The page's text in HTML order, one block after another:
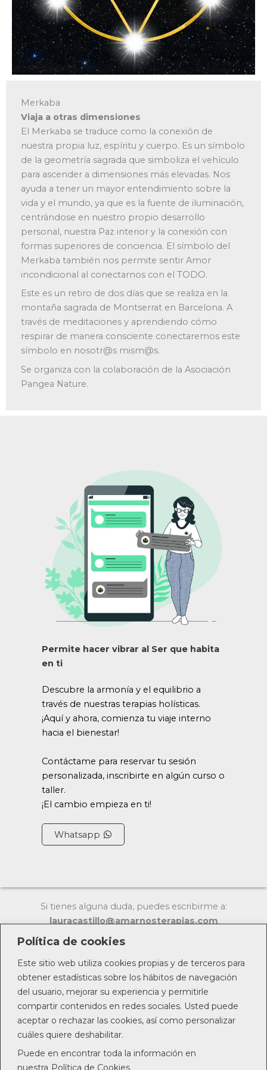
Política de cookies
Este sitio web utiliza cookies propias y de terceros para
obtener estadísticas sobre los hábitos de navegación
del usuario, mejorar su experiencia y permitirle
compartir contenidos en redes sociales. Usted puede
aceptar o rechazar las cookies, así como personalizar
cuáles quiere deshabilitar.
Puede en encontrar toda la información en
nuestra Política de Cookies
Merkaba
Viaja a otras dimensiones
El Merkaba se traduce como la conexión de
nuestra propia luz, espíritu y cuerpo. Es un símbolo
de la geometría sagrada que simboliza el vehículo
para ascender a dimensiones más elevadas. Nos
ayuda a tener un mayor entendimiento sobre la
vida y el mundo, ya que es la fuente de iluminación,
centrándose en nuestro propio desarrollo
personal, nuestra Paz interior y la conexión con
formas superiores de conciencia. El símbolo del
Merkaba también nos permite sentir Amor
incondicional al conectarnos con el TODO.
Este es un retiro de dos días que se realiza en la
montaña sagrada de Montserrat en Barcelona. A
través de meditaciones y aprendiendo cómo
respirar de manera consciente conectaremos este
símbolo en nosotr@s mism@s.
Se organiza con la colaboración de la Asociación
Pangea Nature.
Permite hacer vibrar al Ser que habita
en ti
Descubre la armonía y el equilibrio a
través de nuestras terapias holísticas.
¡Aquí y ahora, comienza tu viaje interno
hacia el bienestar!
Contáctame para reservar tu sesión
personalizada, inscribirte en algún curso o
taller.
¡El cambio empieza en ti!
Whatsapp
Si tienes alguna duda, puedes escribirme a:
lauracastillo@amarnosterapias.com
Copyright © 2026 | Powered bydigitalccs